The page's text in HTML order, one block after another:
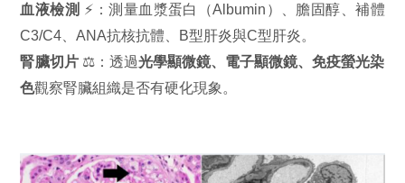
血液檢測 ⚡：測量血漿蛋白（Albumin）、膽固醇、補體
C3/C4、ANA抗核抗體、B型肝炎與C型肝炎。
腎臟切片⚖️：透過光學顯微鏡、電子顯微鏡、免疫螢光染
色觀察腎臟組織是否有硬化現象。